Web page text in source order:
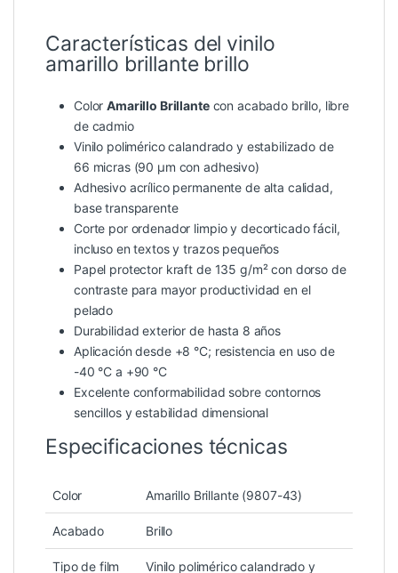
Características del vinilo
amarillo brillante brillo
ColorAmarillo Brillantecon acabado brillo, libre
de cadmio
Vinilo polimérico calandrado y estabilizado de
66 micras (90 µm con adhesivo)
Adhesivo acrílico permanente de alta calidad,
base transparente
Corte por ordenador limpio y decorticado fácil,
incluso en textos y trazos pequeños
Papel protector kraft de 135 g/m² con dorso de
contraste para mayor productividad en el
pelado
Durabilidad exterior de hasta 8 años
Aplicación desde +8 °C; resistencia en uso de
-40 °C a +90 °C
Excelente conformabilidad sobre contornos
sencillos y estabilidad dimensional
Especificaciones técnicas
Color Amarillo Brillante (9807-43)
Acabado Brillo
Tipo de film Vinilo polimérico calandrado y